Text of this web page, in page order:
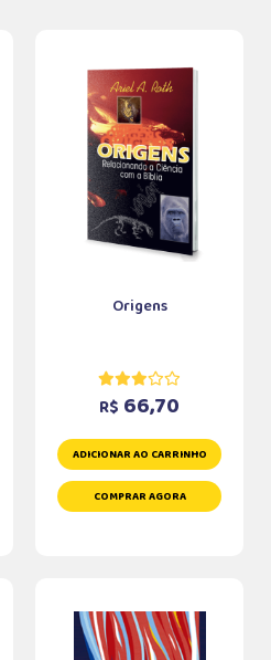
Origens
R$ 66,70
ADICIONAR AO CARRINHO
COMPRAR AGORA